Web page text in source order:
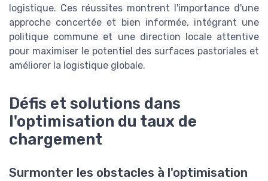
logistique. Ces réussites montrent l'importance d'une
approche concertée et bien informée, intégrant une
politique commune et une direction locale attentive
pour maximiser le potentiel des surfaces pastoriales et
améliorer la logistique globale.
Défis et solutions dans
l'optimisation du taux de
chargement
Surmonter les obstacles à l'optimisation